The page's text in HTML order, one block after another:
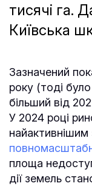
тисячі га.
Київська
Зазначений
року (тоді було
більший від
У 2024 році
найактивнішим
площа
дії земель